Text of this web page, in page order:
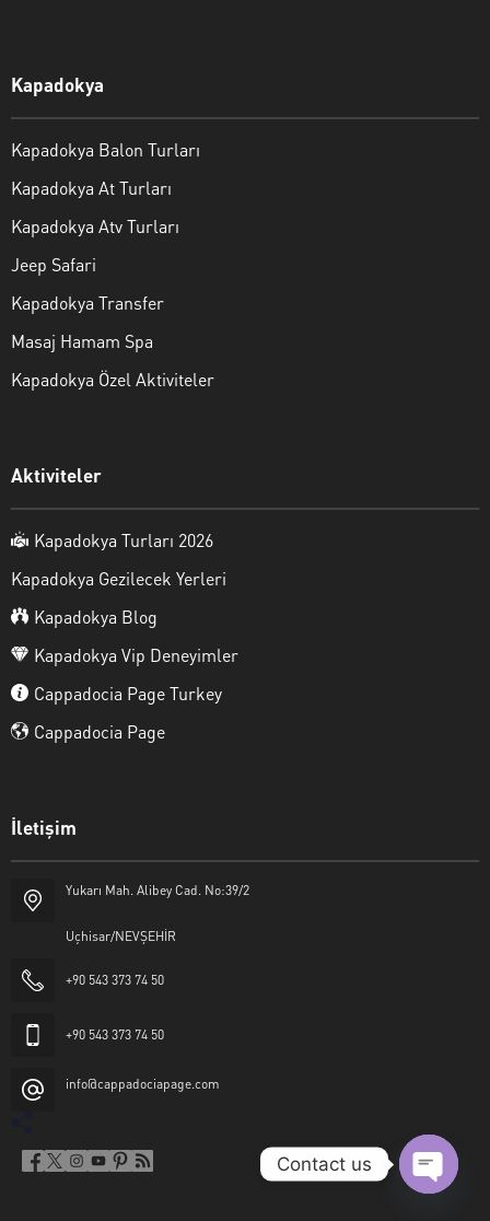
Kapadokya
Kapadokya Balon Turları
Kapadokya At Turları
Kapadokya Atv Turları
Jeep Safari
Kapadokya Transfer
Masaj Hamam Spa
Kapadokya Özel Aktiviteler
Aktiviteler
Kapadokya Turları 2026
Kapadokya Gezilecek Yerleri
Kapadokya Blog
Kapadokya Vip Deneyimler
Cappadocia Page Turkey
Cappadocia Page
İletişim
Yukarı Mah. Alibey Cad. No:39/2
Uçhisar/NEVŞEHİR
+90 543 373 74 50
+90 543 373 74 50
info@cappadociapage.com
Contact us